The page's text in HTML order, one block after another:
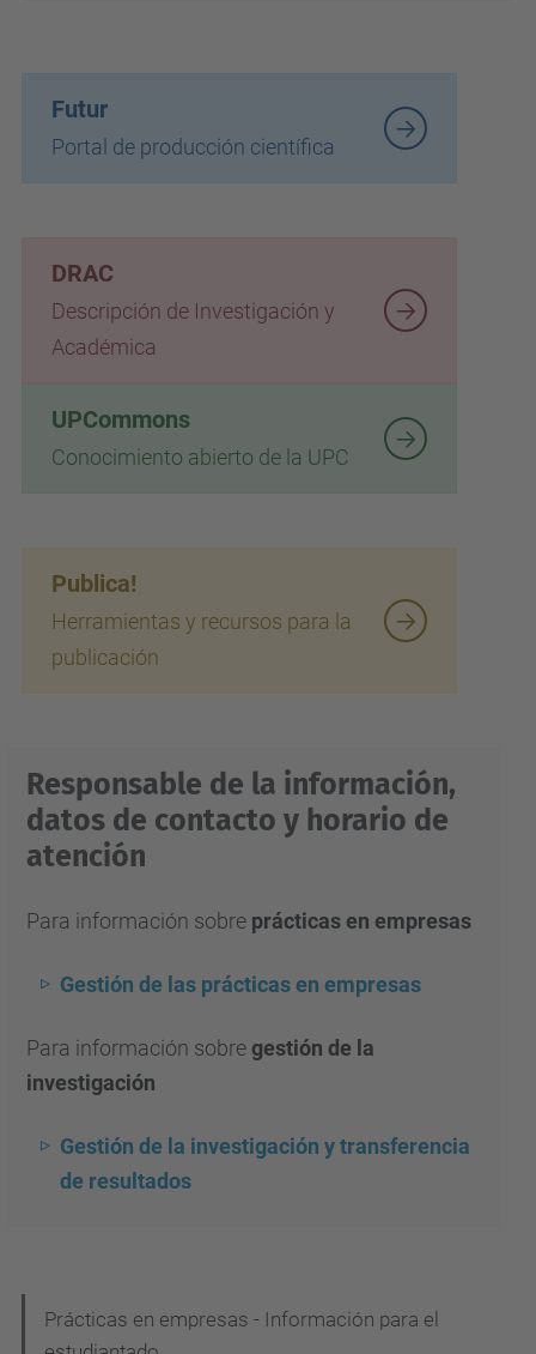
Futur
Portal de producción científica
DRAC
Descripción de Investigación y
Académica
UPCommons
Conocimiento abierto de la UPC
Publica!
Herramientas y recursos para la
publicación
Responsable de la información,
datos de contacto y horario de
atención
Para información sobre prácticas en empresas
Gestión de las prácticas en empresas
Para información sobregestión de la
investigación
Gestión de la investigación y transferencia
de resultados
Prácticas en empresas - Información para el